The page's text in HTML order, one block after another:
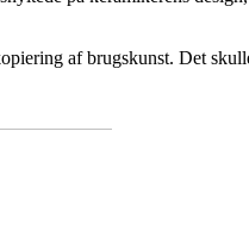
af brugskunst. Det